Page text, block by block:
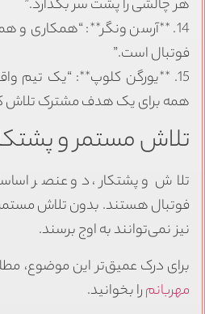
هر چالشی را پشت سر بگذارد.”
14. **آرسن ونگر**: “همکاری و
فوتبال است.”
15. **یورگن کلوپ**: “یک تیم
همه برای یک هدف مشترک تلاش
تلاش مستمر و
تلاش و پشتکار، دو عنصر
فوتبال هستند. بدون تلاش
نیز نمی‌توانند به اوج برسند.
برای درک عمیق‌تر این موضوع،
مهربانمرا بخوانید.